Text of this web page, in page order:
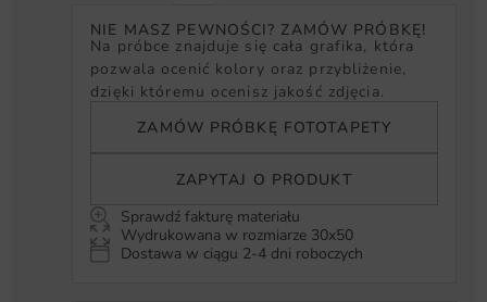
NIE MASZ PEWNOŚCI? ZAMÓW PRÓBKĘ!
Na próbce znajduje się cała grafika, która
pozwala ocenić kolory oraz przybliżenie,
dzięki któremu ocenisz jakość zdjęcia.
ZAMÓW PRÓBKĘ FOTOTAPETY
ZAPYTAJ O PRODUKT
Sprawdź fakturę materiału
Wydrukowana w rozmiarze 30x50
Dostawa w ciągu 2-4 dni roboczych